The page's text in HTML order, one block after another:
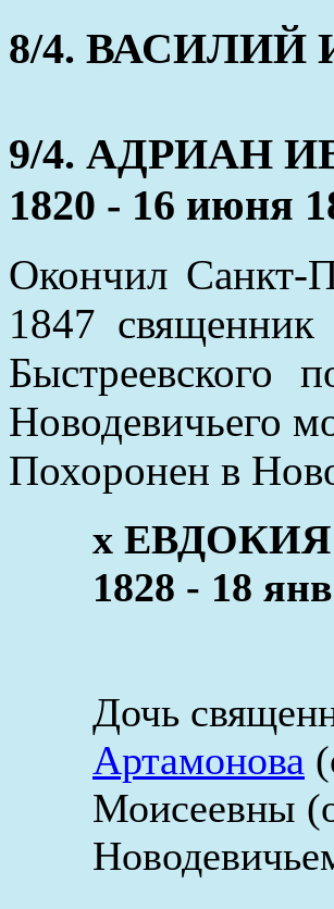
8/4. ВАСИЛИЙ
9/4. АДРИАН
1820 - 16 июня
Окончил Санкт-
1847
Быстреевского
Новодевичьего
Похоронен в
x
1828 - 18
Дочь
Артамонова
Моисеевны